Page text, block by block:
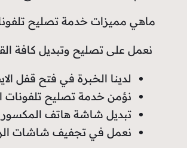
ماهي مميزات خدمة تصليح
نعمل على تصليح وتبديل كافة
لدينا الخبرة في فتح قفل
نؤمن خدمة تصليح تلفونات
تبديل شاشة هاتف المكسور
نعمل في تجفيف شاشات